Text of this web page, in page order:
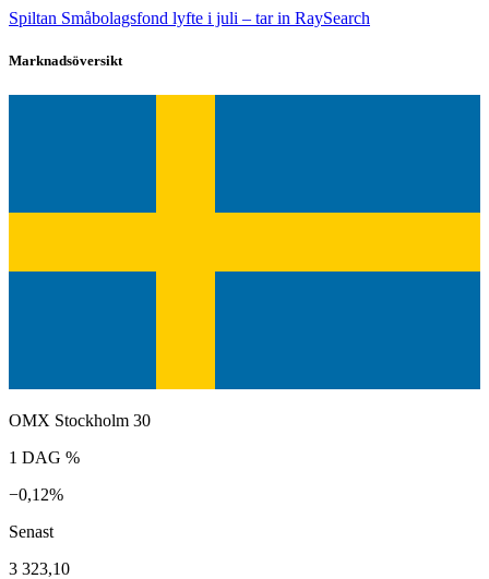
Spiltan Småbolagsfond lyfte i juli – tar in RaySearch
Marknadsöversikt
OMX Stockholm 30
1 DAG %
−0,12%
Senast
3 323,10